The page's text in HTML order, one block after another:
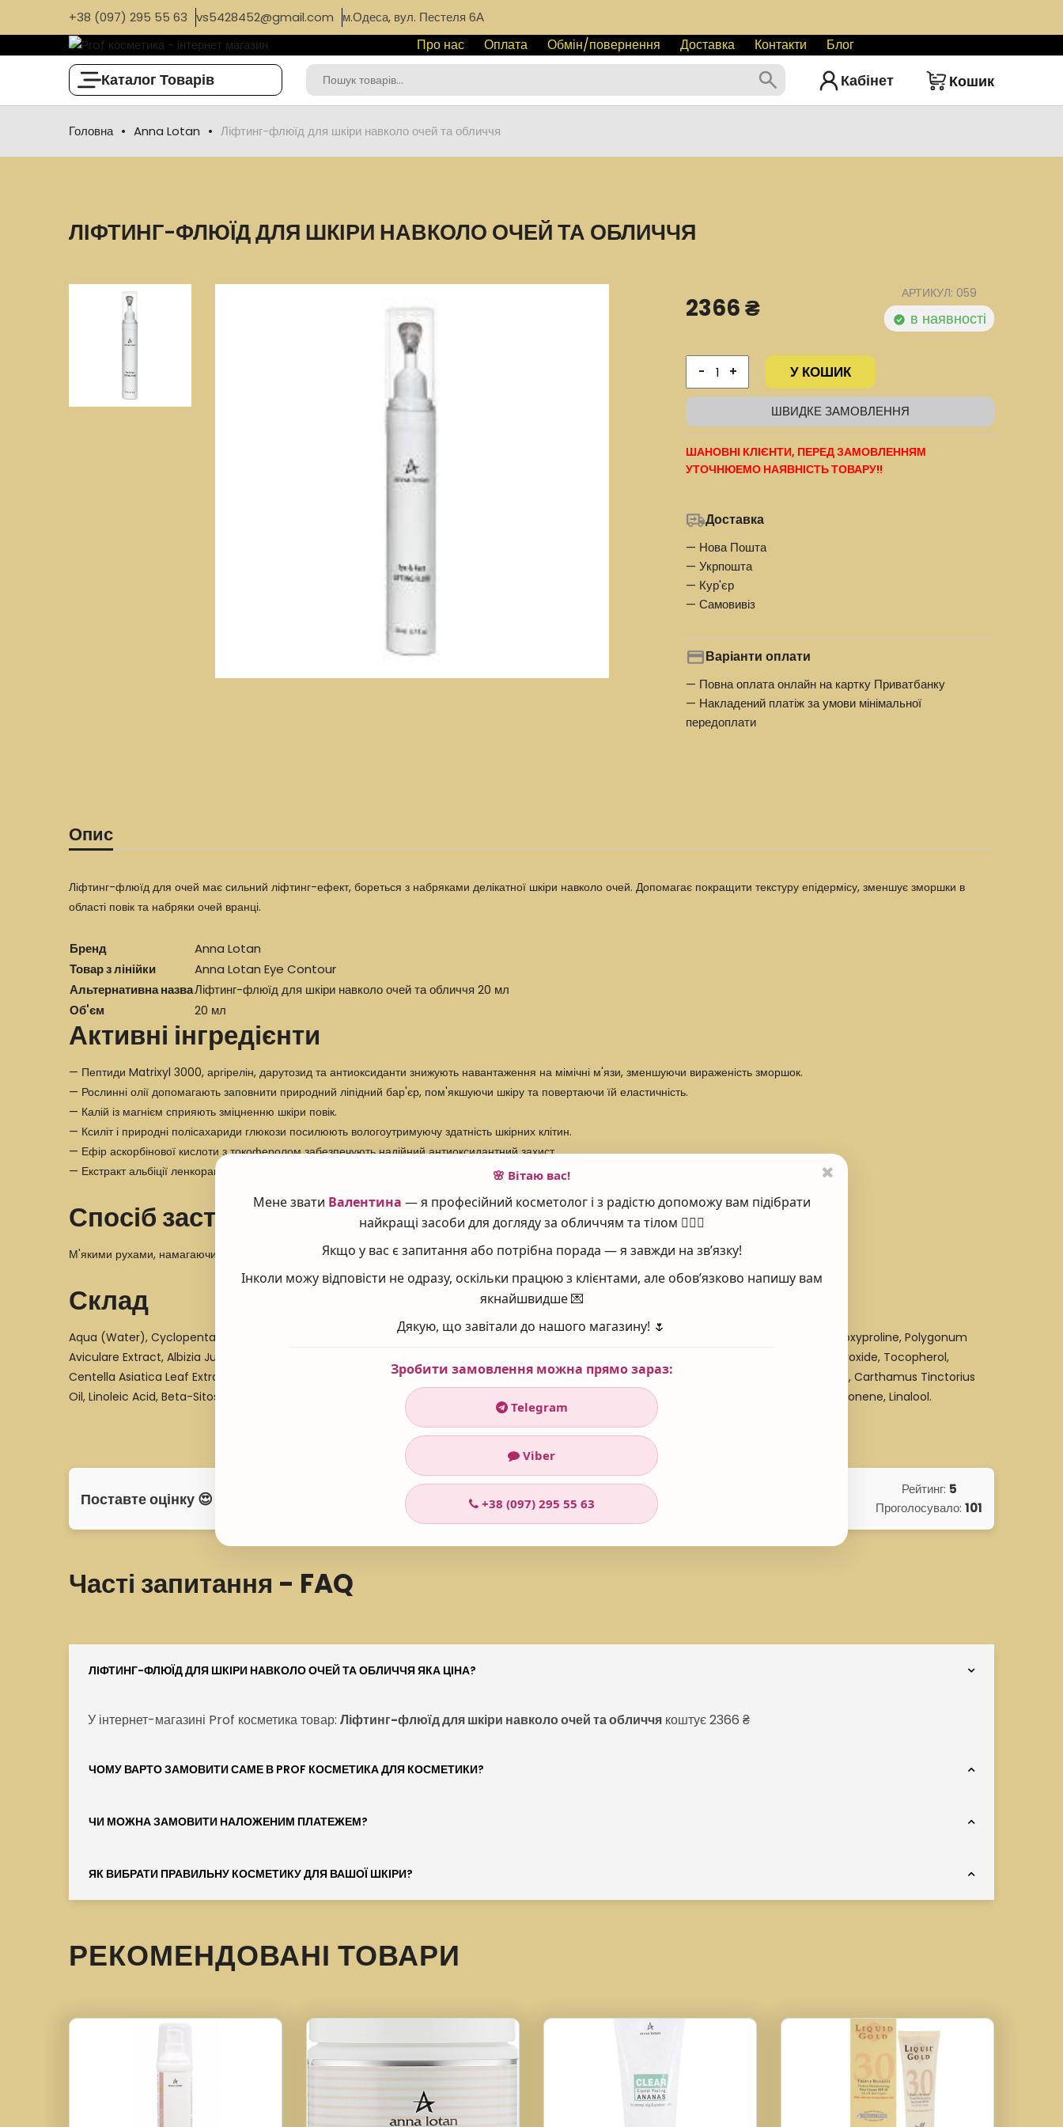
+38 (097) 295 55 63 vs5428452@gmail.com м.Одеса, вул. Пестеля 6А
Про нас Оплата Обмін/повернення Доставка Контакти Блог
Каталог Товарів Кабінет Кошик
Головна Anna Lotan Ліфтинг-флюїд для шкіри навколо очей та обличчя
ЛІФТИНГ-ФЛЮЇД ДЛЯ ШКІРИ НАВКОЛО ОЧЕЙ ТА ОБЛИЧЧЯ
2366 ₴ АРТИКУЛ: 059
в наявності
- + У КОШИК
ШВИДКЕ ЗАМОВЛЕННЯ
ШАНОВНІ КЛІЄНТИ, ПЕРЕД ЗАМОВЛЕННЯМ
УТОЧНЮЕМО НАЯВНІСТЬ ТОВАРУ!!
Доставка
— Нова Пошта
— Укрпошта
— Кур'єр
— Самовивіз
Варіанти оплати
— Повна оплата онлайн на картку Приватбанку
— Накладений платіж за умови мінімальної
передоплати
Опис
Ліфтинг-флюїд для очей має сильний ліфтинг-ефект, бореться з набряками делікатної шкіри навколо очей. Допомагає покращити текстуру епідермісу, зменшує зморшки в
області повік та набряки очей вранці.
Бренд
Anna Lotan
Товар з лінійки
Anna Lotan Eye Contour
Альтернативна назваЛіфтинг-флюїд для шкіри навколо очей та обличчя 20 мл
Об'єм
20 мл
Активні інгредієнти
— Пептиди Matrixyl 3000, аргірелін, дарутозид та антиоксиданти знижують навантаження на мімічні м'язи, зменшуючи вираженість зморшок.
— Рослинні олії допомагають заповнити природний ліпідний бар'єр, пом'якшуючи шкіру та повертаючи їй еластичність.
— Калій із магнієм сприяють зміцненню шкіри повік.
— Ксиліт і природні полісахариди глюкози посилюють вологоутримуючу здатність шкірних клітин.
— Ефір аскорбінової кислоти з токоферолом забезпечують надійний антиоксидантний захист.
— Екстракт альбіції ленкоранської має тонізуючу дію і злегка підтягує шкіру повік.
Спосіб застосування
М'якими рухами, намагаючись не розтягувати шкіру на повіках, обробити зону навколо очей.
Склад
Aqua (Water), Cyclopentasiloxane, Squalane, Hydroxyethyl Acrylate/Sodium Acryloyldimethyl Taurate Copolymer, Glycerin, Dipalmitoyl Hydroxyproline, Polygonum
Aviculare Extract, Albizia Julibrissin Bark Extract, Isopropyl Myristate, Glycine Soja (Soybean) Oil, Cetyl Phosphate, Butylene Glycol, Sodium Hydroxide, Tocopherol,
Centella Asiatica Leaf Extract, Darutoside, Sodium Hyaluronate, Caprylyl Glycol, Phenoxyethanol, Polyacrylate Crosspolymer-6, Chlorphenesin, Carthamus Tinctorius
Oil, Linoleic Acid, Beta-Sitosterol, Squalene, Tocopheryl Acetate, Retinyl Palmitate, Polyvinyl Alcohol, Sodium Phytate, Parfum (Fragrance), Limonene, Linalool.
Поставте оцінку 😍 Рейтинг: 5
Проголосувало: 101
Часті запитання - FAQ
ЛІФТИНГ-ФЛЮЇД ДЛЯ ШКІРИ НАВКОЛО ОЧЕЙ ТА ОБЛИЧЧЯ ЯКА ЦІНА?
У інтернет-магазині Prof косметика товар: Ліфтинг-флюїд для шкіри навколо очей та обличчя коштує 2366 ₴
ЧОМУ ВАРТО ЗАМОВИТИ САМЕ В PROF КОСМЕТИКА ДЛЯ КОСМЕТИКИ?
ЧИ МОЖНА ЗАМОВИТИ НАЛОЖЕНИМ ПЛАТЕЖЕМ?
ЯК ВИБРАТИ ПРАВИЛЬНУ КОСМЕТИКУ ДЛЯ ВАШОЇ ШКІРИ?
РЕКОМЕНДОВАНІ ТОВАРИ
🌸 Вітаю вас!
Мене звати Валентина — я професійний косметолог і з радістю допоможу вам підібрати
найкращі засоби для догляду за обличчям та тілом 💆‍♀️✨
Якщо у вас є запитання або потрібна порада — я завжди на зв’язку!
Інколи можу відповісти не одразу, оскільки працюю з клієнтами, але обов’язково напишу вам
якнайшвидше 💌
Дякую, що завітали до нашого магазину! 🌷
Зробити замовлення можна прямо зараз:
Telegram
Viber
+38 (097) 295 55 63